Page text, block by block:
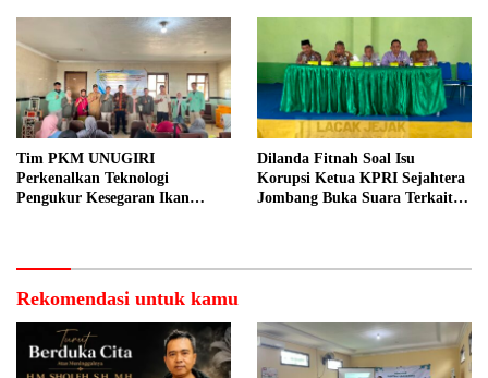
Tim PKM UNUGIRI
Perkenalkan Teknologi
Pengukur Kesegaran Ikan
Dilanda Fitnah Soal Isu
Korupsi Ketua KPRI Sejahtera
Jombang Buka Suara Terkait
Rekomendasi untuk kamu